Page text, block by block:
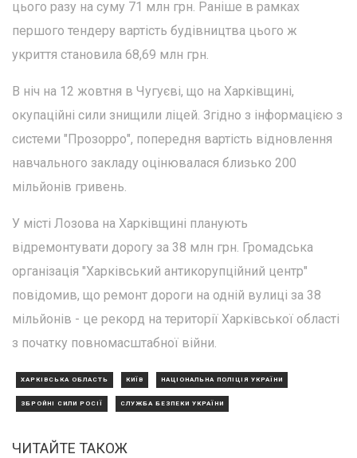
цього разу на суму 71 млн грн. Раніше в рамках
першого тендеру вартість будівництва цього ж
укриття становила 68,69 млн грн.
В ніч на 12 жовтня в Чугуєві, що на Харківщині,
окупаційні сили знищили ліцей. Згідно з інформацією з
системи "Прозорро", попередня вартість відновлення
навчального закладу оцінювалася близько 200
мільйонів гривень.
У місті Лозова на Харківщині планують
відремонтувати дорогу за 38 млн грн. Громадська
організація "Харківський антикорупційний центр"
повідомив, що ремонт дороги на одній вулиці за 38
мільйонів - це рекорд на території Харківської області
з початку повномасштабної війни.
ХАРКІВСЬКА ОБЛАСТЬ КИЇВ НАЦІОНАЛЬНА ПОЛІЦІЯ УКРАЇНИ
ЗБРОЙНІ СИЛИ РОСІЇ СЛУЖБА БЕЗПЕКИ УКРАЇНИ
ЧИТАЙТЕ ТАКОЖ